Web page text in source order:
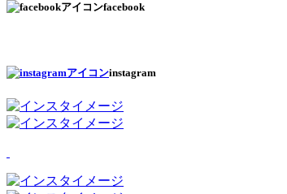
facebook
instagram